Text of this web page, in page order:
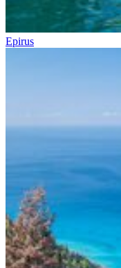
Epirus